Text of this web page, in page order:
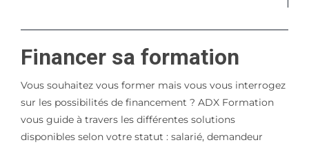
Financer sa formation
Vous souhaitez vous former mais vous vous interrogez
sur les possibilités de financement ? ADX Formation
vous guide à travers les différentes solutions
disponibles selon votre statut : salarié, demandeur